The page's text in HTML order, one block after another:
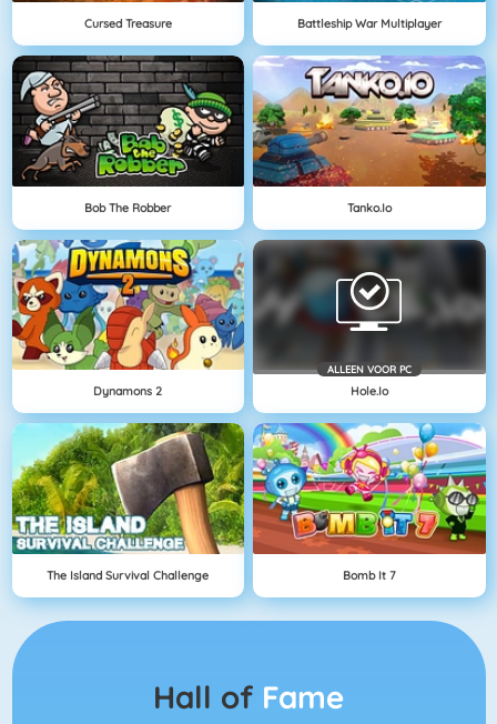
Cursed Treasure Battleship War Multiplayer
Bob The Robber Tanko.io
Dynamons 2
ALLEEN VOOR PC
Hole.io
The Island Survival Challenge Bomb It 7
Hall of Fame